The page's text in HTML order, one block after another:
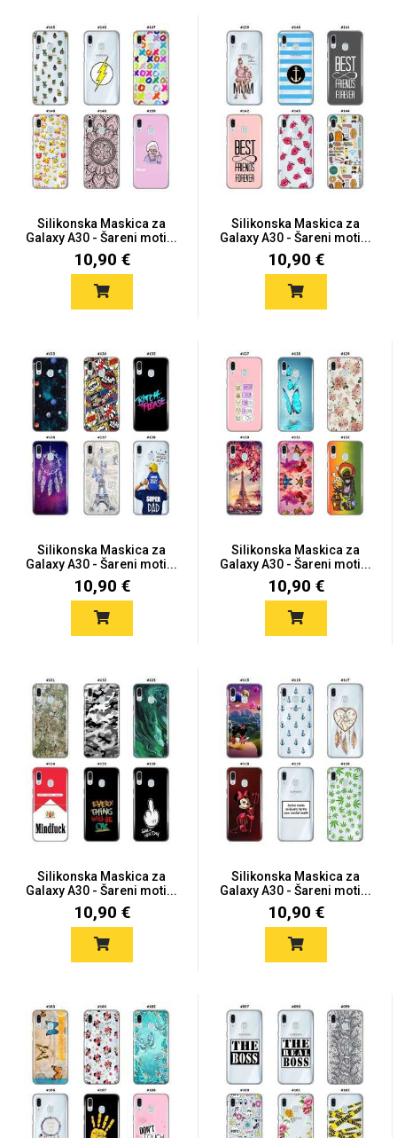
Silikonska Maskica za
Galaxy A30 - Šareni moti...
10,90 €
Silikonska Maskica za
Galaxy A30 - Šareni moti...
10,90 €
Silikonska Maskica za
Galaxy A30 - Šareni moti...
10,90 €
Silikonska Maskica za
Galaxy A30 - Šareni moti...
10,90 €
Silikonska Maskica za
Galaxy A30 - Šareni moti...
10,90 €
Silikonska Maskica za
Galaxy A30 - Šareni moti...
10,90 €
Svijet životinja Auto - Moto motivi
Mandale / Cvjetni
motivi
Citati & Stihovi
MarbleMania
Gaming motivi Crtani filmovi
Sportski motivi Obiteljski motivi
Mix